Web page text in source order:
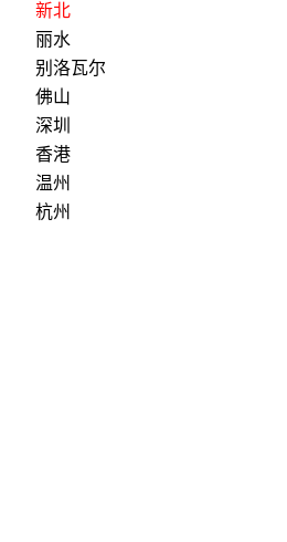
新北
丽水
别洛瓦尔
佛山
深圳
香港
温州
杭州